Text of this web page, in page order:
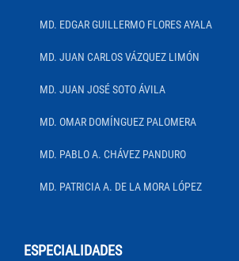
MD. EDGAR GUILLERMO FLORES AYALA
MD. JUAN CARLOS VÁZQUEZ LIMÓN
MD. JUAN JOSÉ SOTO ÁVILA
MD. OMAR DOMÍNGUEZ PALOMERA
MD. PABLO A. CHÁVEZ PANDURO
MD. PATRICIA A. DE LA MORA LÓPEZ
ESPECIALIDADES